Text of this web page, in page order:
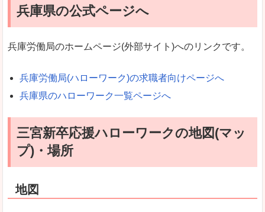
兵庫県の公式ページへ
兵庫労働局のホームページ(外部サイト)へのリンクです。
兵庫労働局(ハローワーク)の求職者向けページへ
兵庫県のハローワーク一覧ページへ
三宮新卒応援ハローワークの地図(マッ
プ)・場所
地図